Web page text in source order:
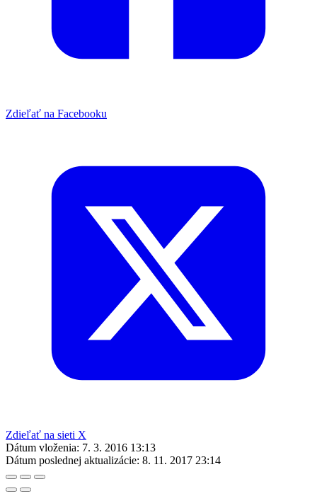
Zdieľať na Facebooku
Zdieľať na sieti X
Dátum vloženia: 7. 3. 2016 13:13
Dátum poslednej aktualizácie: 8. 11. 2017 23:14